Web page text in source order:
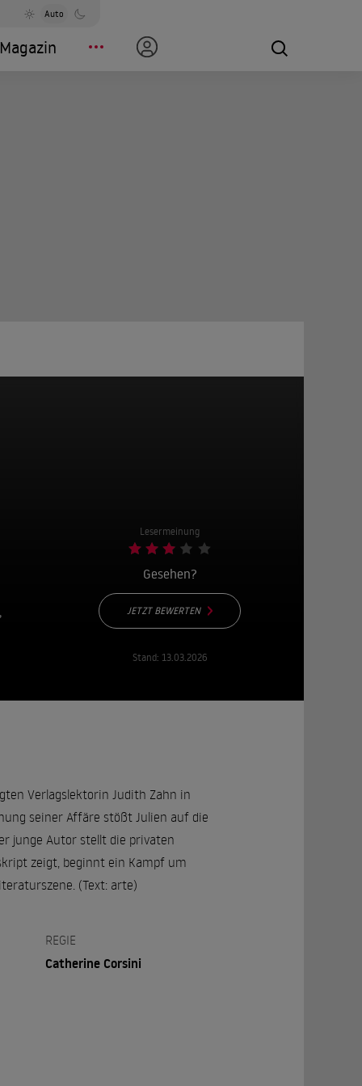
Auto
Magazin
Lesermeinung
Gesehen?
JETZT BEWERTEN
Stand: 13.03.2026
Verlagslektorin Judith Zahn in
seiner Affäre stößt Julien auf die
junge Autor stellt die privaten
zeigt, beginnt ein Kampf um
(Text: arte)
REGIE
Catherine Corsini